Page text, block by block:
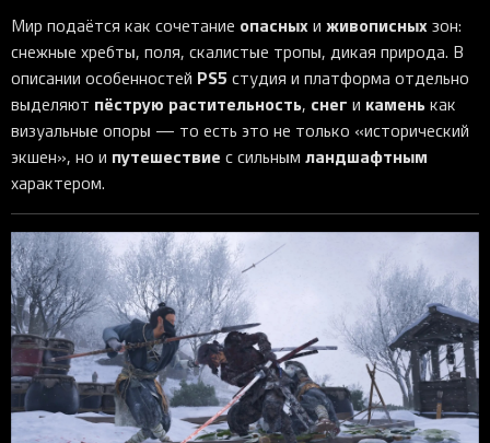
Мир подаётся как сочетание опасныхи живописныхзон:
снежные хребты, поля, скалистые тропы, дикая природа. В
описании особенностей PS5 студия и платформа отдельно
выделяют пёструю растительность, снег и каменькак
визуальные опоры — то есть это не только «исторический
экшен», но и путешествие с сильным ландшафтным
характером.